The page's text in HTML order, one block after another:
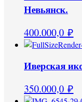
Невьянск.
400.000,0 ₽
Иверская
350.000,0 ₽